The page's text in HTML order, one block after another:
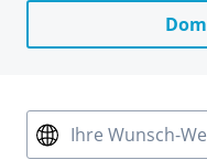
Ihre Wunsch-